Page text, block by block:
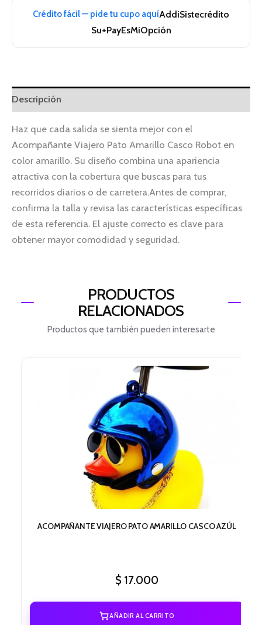
Crédito fácil — pide tu cupo aquíAddiSistecrédito
Su+PayEsMiOpción
Descripción
Haz que cada salida se sienta mejor con el
Acompañante Viajero Pato Amarillo Casco Robot en
color amarillo. Su diseño combina una apariencia
atractiva con la cobertura que buscas para tus
recorridos diarios o de carretera.Antes de comprar,
confirma la talla y revisa las características específicas
de esta referencia. El ajuste correcto es clave para
obtener mayor comodidad y seguridad.
PRODUCTOS
RELACIONADOS
Productos que también pueden interesarte
ACOMPAÑANTE VIAJERO PATO AMARILLO CASCO AZÚL
$ 17.000
AÑADIR AL CARRITO